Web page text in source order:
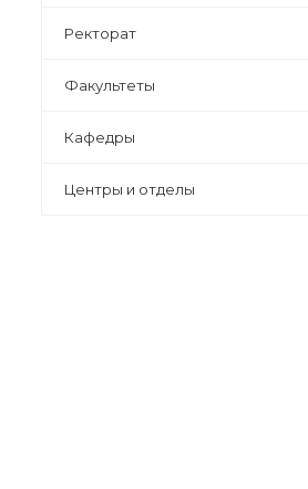
Ректорат
Факультеты
Кафедры
Центры и отделы